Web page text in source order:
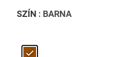
SZÍN : BARNA